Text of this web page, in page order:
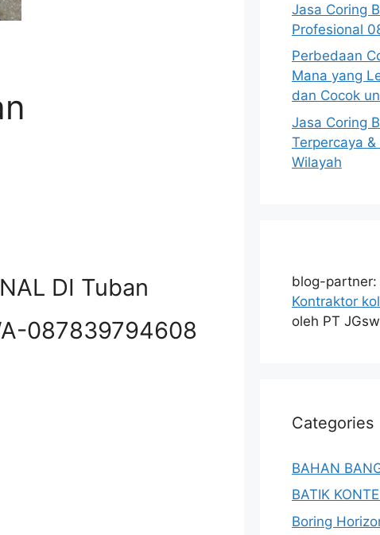
DI Tuban
087839794608
Jasa Coring
Profesional
Perbedaan
Mana yang
dan Cocok
Jasa Coring
Terpercaya
Wilayah
blog-partner:
Kontraktor
oleh PT
Categories
BAHAN
BATIK
Boring